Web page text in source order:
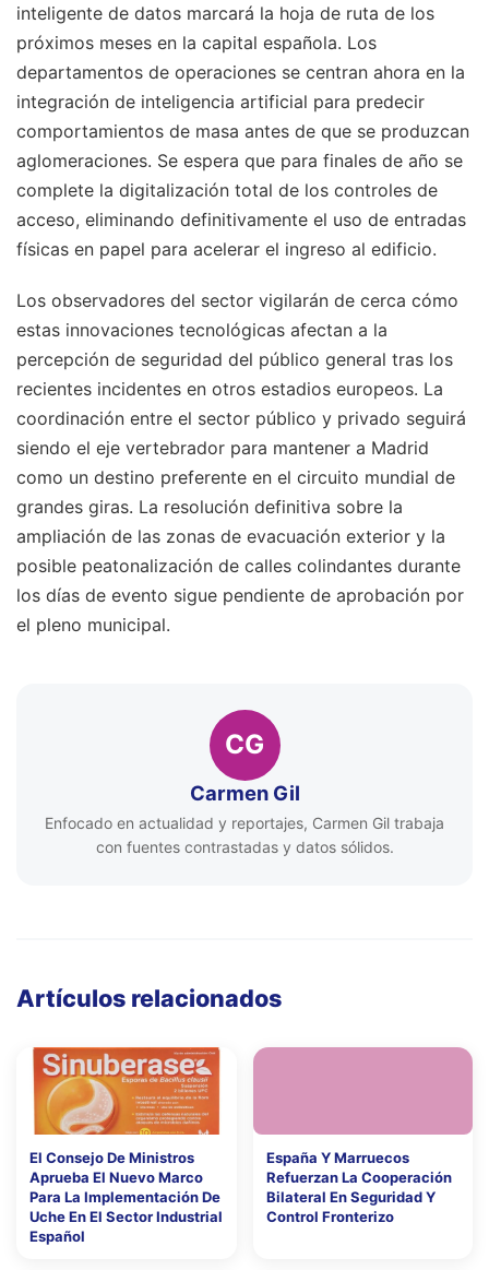
inteligente de datos marcará la hoja de ruta de los
próximos meses en la capital española. Los
departamentos de operaciones se centran ahora en la
integración de inteligencia artificial para predecir
comportamientos de masa antes de que se produzcan
aglomeraciones. Se espera que para finales de año se
complete la digitalización total de los controles de
acceso, eliminando definitivamente el uso de entradas
físicas en papel para acelerar el ingreso al edificio.
Los observadores del sector vigilarán de cerca cómo
estas innovaciones tecnológicas afectan a la
percepción de seguridad del público general tras los
recientes incidentes en otros estadios europeos. La
coordinación entre el sector público y privado seguirá
siendo el eje vertebrador para mantener a Madrid
como un destino preferente en el circuito mundial de
grandes giras. La resolución definitiva sobre la
ampliación de las zonas de evacuación exterior y la
posible peatonalización de calles colindantes durante
los días de evento sigue pendiente de aprobación por
el pleno municipal.
CG
Carmen Gil
Enfocado en actualidad y reportajes, Carmen Gil trabaja
con fuentes contrastadas y datos sólidos.
Artículos relacionados
El Consejo De Ministros
Aprueba El Nuevo Marco
Para La Implementación De
Uche En El Sector Industrial
Español
España Y Marruecos
Refuerzan La Cooperación
Bilateral En Seguridad Y
Control Fronterizo